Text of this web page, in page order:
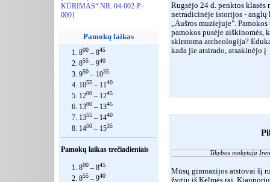
Pamokų laikas
1. 800 – 845
2. 855 – 940
3. 950 – 1035
4. 1055 – 1140
5. 1200 – 1245
6. 1300 – 1345
7. 1355 – 1440
8. 1450 – 1535
Pamokų laikas trečiadieniais
1. 800 – 845
2. 855 – 940
Rugsėjo 24 d. penktos
netradicinėje istorijos - anglų
„Aušros muziejuje".
pamokos pusėje aiškinomės,
skirstoma archeologija?
kada jie atsirado, atsakinėjo
Tikybos mokytoja
Mūsų gimnazijos atstovai šį
žygiu iš Kelmės raj.